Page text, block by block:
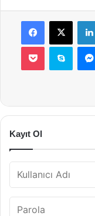
Facebook
X
Pocket Skype
Kayıt Ol